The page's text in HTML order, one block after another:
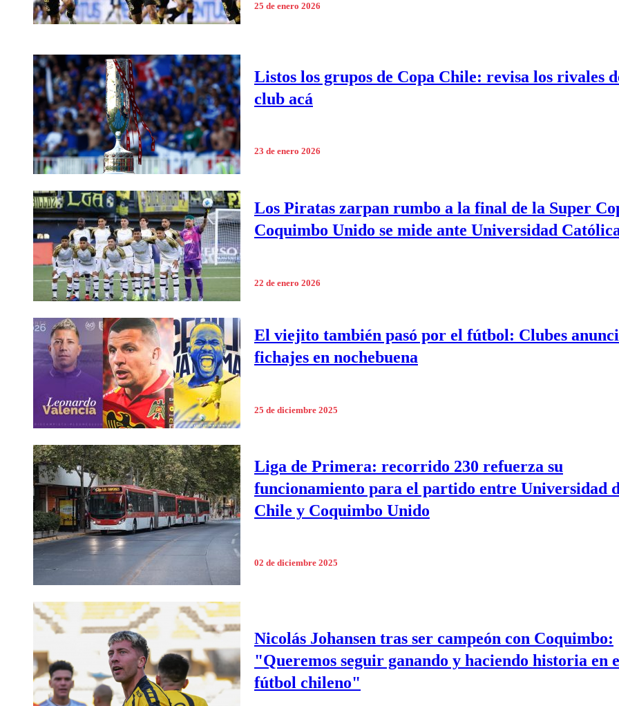
25 de enero 2026
Listos los grupos de Copa Chile: revisa los rivales
club acá
23 de enero 2026
Los Piratas zarpan rumbo a la final de la Super
Coquimbo Unido se mide ante Universidad
22 de enero 2026
El viejito también pasó por el fútbol: Clubes
fichajes en nochebuena
25 de diciembre 2025
Liga de Primera: recorrido 230 refuerza su
funcionamiento para el partido entre Universidad
Chile y Coquimbo Unido
02 de diciembre 2025
Nicolás Johansen tras ser campeón con Coquimbo:
"Queremos seguir ganando y haciendo historia en
fútbol chileno"